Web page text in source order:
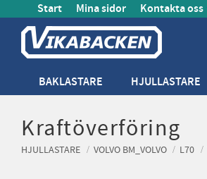
Start Mina sidor Kontakta oss
BAKLASTARE HJULLASTARE
Kraftöverföring
HJULLASTARE VOLVO BM_VOLVO L70